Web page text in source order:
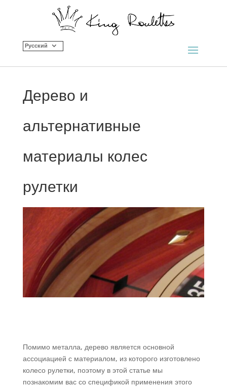
Русский
Дерево и
альтернативные
материалы колес
рулетки
Помимо металла, дерево является основной
ассоциацией с материалом, из которого изготовлено
колесо рулетки, поэтому в этой статье мы
познакомим вас со спецификой применения этого